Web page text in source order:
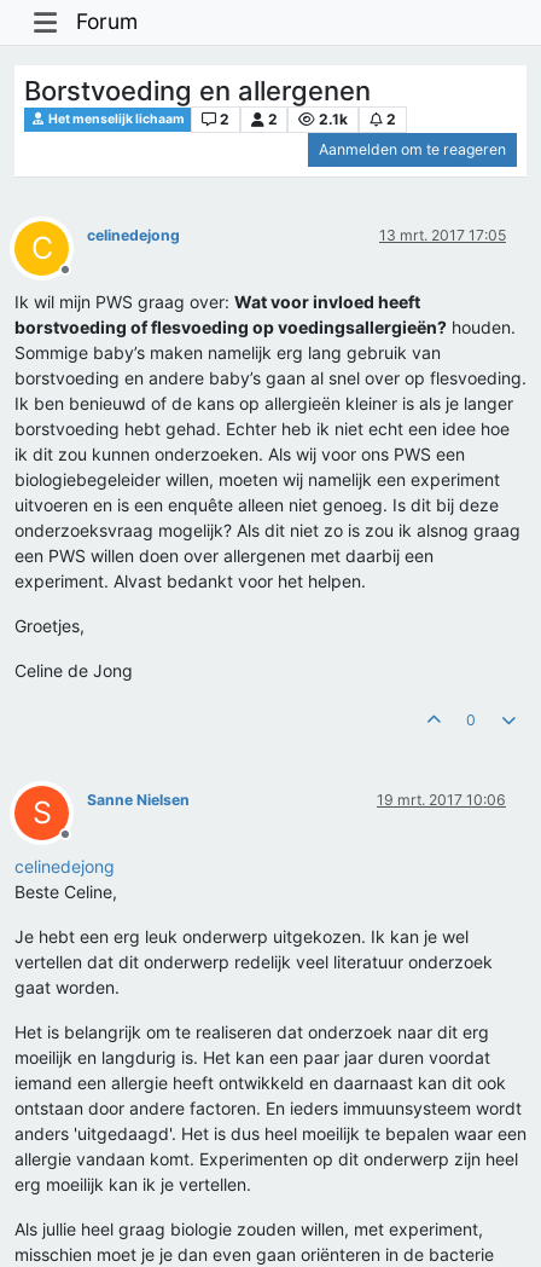
Forum
Borstvoeding en allergenen
Het menselijk lichaam 2 2 2.1k
2
Aanmelden om te reageren
C
Offline
celinedejong 13 mrt. 2017 17:05
Ik wil mijn PWS graag over: Wat voor invloed heeft
borstvoeding of flesvoeding op voedingsallergieën? houden.
Sommige baby’s maken namelijk erg lang gebruik van
borstvoeding en andere baby’s gaan al snel over op flesvoeding.
Ik ben benieuwd of de kans op allergieën kleiner is als je langer
borstvoeding hebt gehad. Echter heb ik niet echt een idee hoe
ik dit zou kunnen onderzoeken. Als wij voor ons PWS een
biologiebegeleider willen, moeten wij namelijk een experiment
uitvoeren en is een enquête alleen niet genoeg. Is dit bij deze
onderzoeksvraag mogelijk? Als dit niet zo is zou ik alsnog graag
een PWS willen doen over allergenen met daarbij een
experiment. Alvast bedankt voor het helpen.
Groetjes,
Celine de Jong
0
S
Offline
Sanne Nielsen 19 mrt. 2017 10:06
celinedejong
Beste Celine,
Je hebt een erg leuk onderwerp uitgekozen. Ik kan je wel
vertellen dat dit onderwerp redelijk veel literatuur onderzoek
gaat worden.
Het is belangrijk om te realiseren dat onderzoek naar dit erg
moeilijk en langdurig is. Het kan een paar jaar duren voordat
iemand een allergie heeft ontwikkeld en daarnaast kan dit ook
ontstaan door andere factoren. En ieders immuunsysteem wordt
anders 'uitgedaagd'. Het is dus heel moeilijk te bepalen waar een
allergie vandaan komt. Experimenten op dit onderwerp zijn heel
erg moeilijk kan ik je vertellen.
Als jullie heel graag biologie zouden willen, met experiment,
misschien moet je je dan even gaan oriënteren in de bacterie